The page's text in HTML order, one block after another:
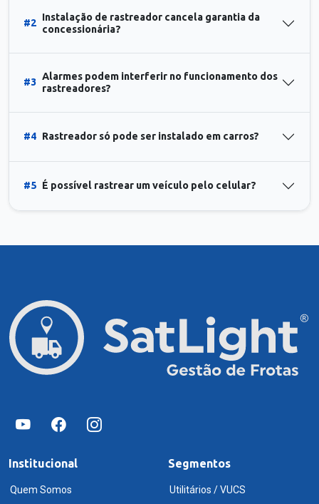
#2
Instalação de rastreador cancela garantia da
concessionária?
#3
Alarmes podem interferir no funcionamento dos
rastreadores?
#4 Rastreador só pode ser instalado em carros?
#5 É possível rastrear um veículo pelo celular?
Institucional
Quem Somos
Segmentos
Utilitários / VUCS